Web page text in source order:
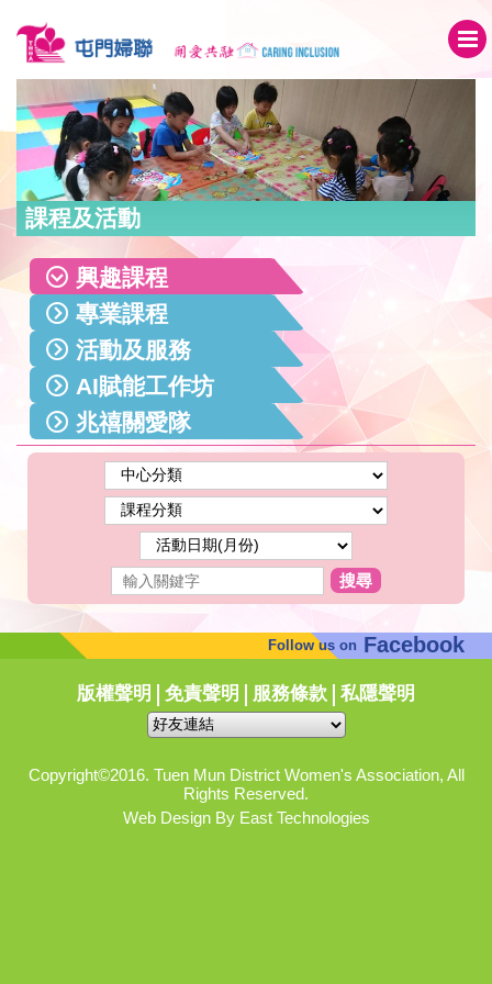
課程及活動
興趣課程
專業課程
活動及服務
AI賦能工作坊
兆禧關愛隊
搜尋
Follow us on Facebook
版權聲明 免責聲明 服務條款 私隱聲明
Copyright©2016. Tuen Mun District Women's Association, All
Rights Reserved.
Web Design By East Technologies